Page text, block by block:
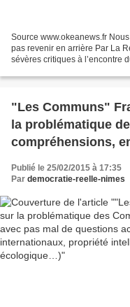
Source www.okeanews.fr
pas revenir en arrière Par La
sévères critiques à l’encontre
"Les Communs"
la problématique
compréhensions,
commerciaux
écologique…)
Publié le 25/02/2015 à 17:35
Par democratie-reelle-nimes